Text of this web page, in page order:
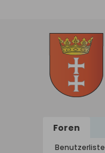
Foren
Benutzerliste